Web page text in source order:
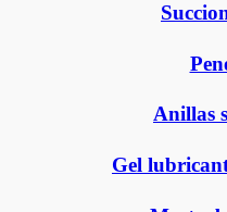
Anillas
Gel